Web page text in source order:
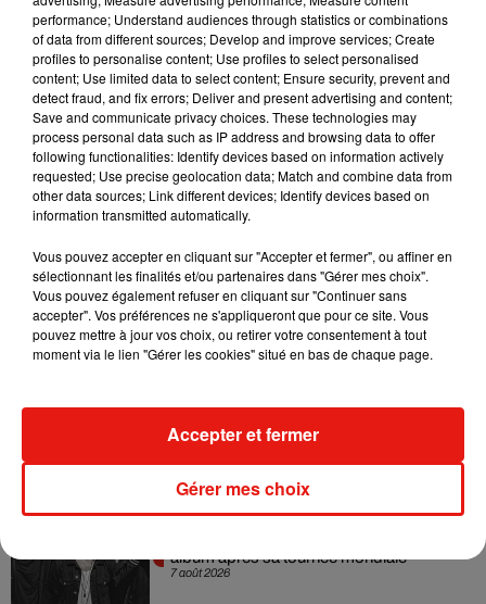
Rendez-vous, samedi prochain à
partir de 21 h 05 sur TF1 pour la suite
des Auditions à l’aveugle de la saison
10 de The Voice.
Musique
7 août 2026
album après sa tournée mondiale
performance; Understand audiences through statistics or combinations
of data from different sources; Develop and improve services; Create
profiles to personalise content; Use profiles to select personalised
content; Use limited data to select content; Ensure security, prevent and
detect fraud, and fix errors; Deliver and present advertising and content;
Save and communicate privacy choices. These technologies may
process personal data such as IP address and browsing data to offer
following functionalities: Identify devices based on information actively
requested; Use precise geolocation data; Match and combine data from
other data sources; Link different devices; Identify devices based on
information transmitted automatically.
Vous pouvez accepter en cliquant sur "Accepter et fermer", ou affiner en
sélectionnant les finalités et/ou partenaires dans "Gérer mes choix".
Vous pouvez également refuser en cliquant sur "Continuer sans
accepter". Vos préférences ne s'appliqueront que pour ce site. Vous
pouvez mettre à jour vos choix, ou retirer votre consentement à tout
moment via le lien "Gérer les cookies" situé en bas de chaque page.
Gérer mes choix
Accepter et fermer